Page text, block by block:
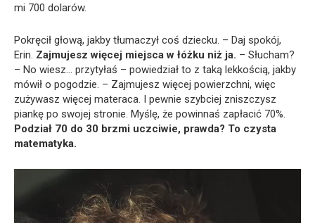
mi 700 dolarów.
Pokręcił głową, jakby tłumaczył coś dziecku. – Daj spokój,
Erin. Zajmujesz więcej miejsca w łóżku niż ja. – Słucham?
– No wiesz… przytyłaś – powiedział to z taką lekkością, jakby
mówił o pogodzie. – Zajmujesz więcej powierzchni, więc
zużywasz więcej materaca. I pewnie szybciej zniszczysz
piankę po swojej stronie. Myślę, że powinnaś zapłacić 70%.
Podział 70 do 30 brzmi uczciwie, prawda? To czysta
matematyka.